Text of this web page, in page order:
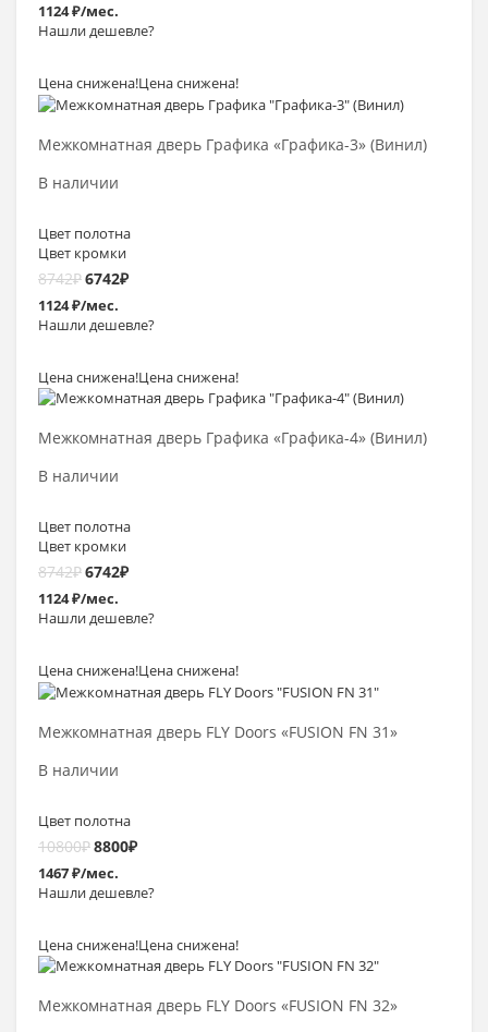
1124 ₽/мес.
Нашли дешевле?
Цена снижена!Цена снижена!
Межкомнатная дверь Графика «Графика-3» (Винил)
В наличии
Цвет полотна
Цвет кромки
8742₽6742₽
1124 ₽/мес.
Нашли дешевле?
Выбрать >
Цена снижена!Цена снижена!
Межкомнатная дверь Графика «Графика-4» (Винил)
В наличии
Цвет полотна
Цвет кромки
8742₽6742₽
1124 ₽/мес.
Нашли дешевле?
Выбрать >
Цена снижена!Цена снижена!
Межкомнатная дверь FLY Doors «FUSION FN 31»
В наличии
Цвет полотна
10800₽8800₽
1467 ₽/мес.
Нашли дешевле?
Выбрать >
Цена снижена!Цена снижена!
Межкомнатная дверь FLY Doors «FUSION FN 32»
Выбрать >